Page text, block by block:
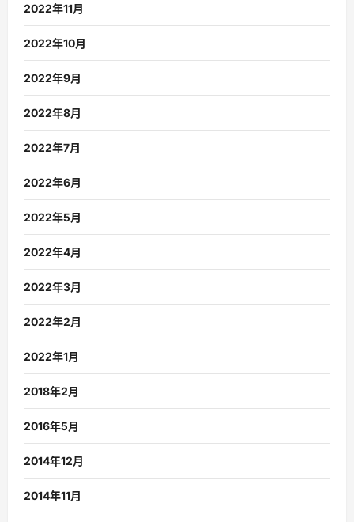
2022年11月
2022年10月
2022年9月
2022年8月
2022年7月
2022年6月
2022年5月
2022年4月
2022年3月
2022年2月
2022年1月
2018年2月
2016年5月
2014年12月
2014年11月